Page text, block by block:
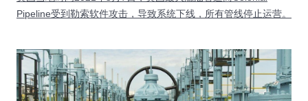
Pipeline受到勒索软件攻击，导致系统下线，所有管线停止运营。